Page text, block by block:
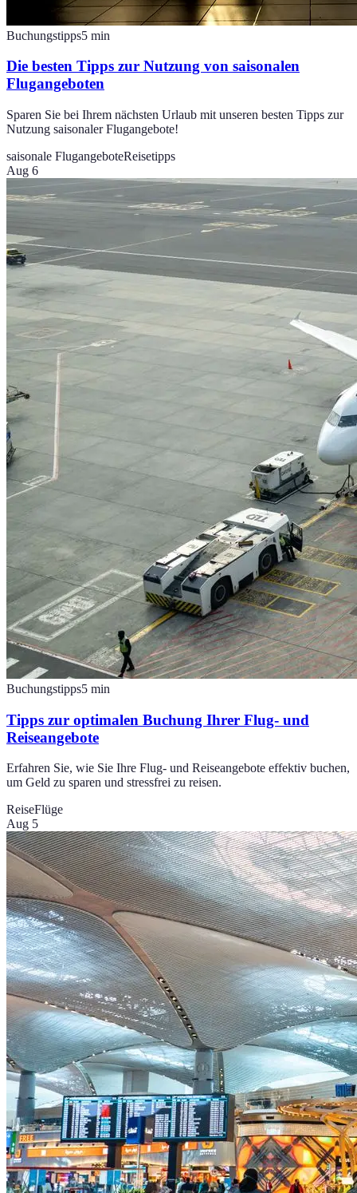
Buchungstipps5 min
Die besten Tipps zur Nutzung von saisonalen
Flugangeboten
Sparen Sie bei Ihrem nächsten Urlaub mit unseren besten Tipps zur
Nutzung saisonaler Flugangebote!
saisonale FlugangeboteReisetipps
Aug 6
Buchungstipps5 min
Tipps zur optimalen Buchung Ihrer Flug- und
Reiseangebote
Erfahren Sie, wie Sie Ihre Flug- und Reiseangebote effektiv buchen,
um Geld zu sparen und stressfrei zu reisen.
ReiseFlüge
Aug 5